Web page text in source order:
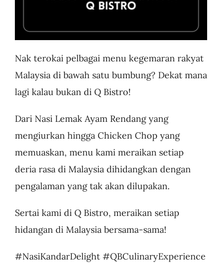
Nak terokai pelbagai menu kegemaran rakyat
Malaysia di bawah satu bumbung? Dekat mana
lagi kalau bukan di Q Bistro!
Dari Nasi Lemak Ayam Rendang yang
mengiurkan hingga Chicken Chop yang
memuaskan, menu kami meraikan setiap
deria rasa di Malaysia dihidangkan dengan
pengalaman yang tak akan dilupakan.
Sertai kami di Q Bistro, meraikan setiap
hidangan di Malaysia bersama-sama!
#NasiKandarDelight #QBCulinaryExperience